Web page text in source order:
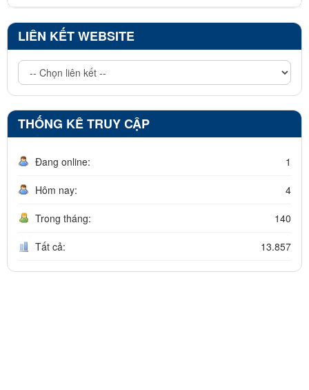
LIÊN KẾT WEBSITE
THỐNG KÊ TRUY CẬP
Đang online: 1
Hôm nay: 4
Trong tháng: 140
Tất cả: 13.857